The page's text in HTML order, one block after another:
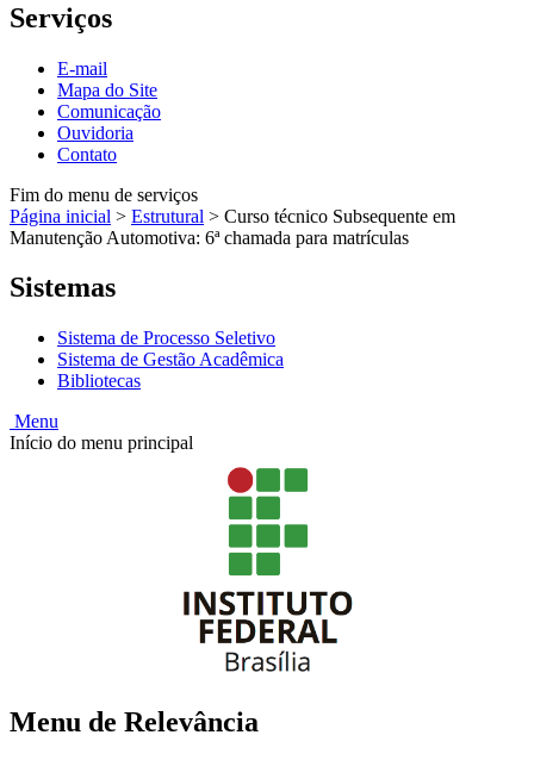
Serviços
E-mail
Mapa do Site
Comunicação
Ouvidoria
Contato
Fim do menu de serviços
Página inicial > Estrutural > Curso técnico Subsequente em
Manutenção Automotiva: 6ª chamada para matrículas
Sistemas
Sistema de Processo Seletivo
Sistema de Gestão Acadêmica
Bibliotecas
Menu
Início do menu principal
Menu de Relevância